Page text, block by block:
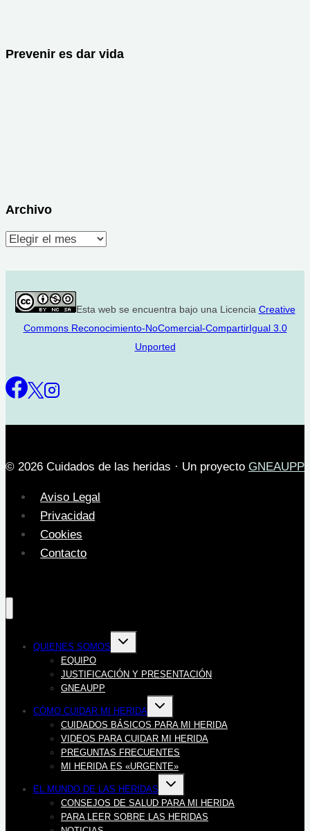
Prevenir es dar vida
Archivo
Archivo
Esta web se encuentra bajo una Licencia Creative
Commons Reconocimiento-NoComercial-CompartirIgual 3.0
Unported
© 2026 Cuidados de las heridas · Un proyecto GNEAUPP
Aviso Legal
Privacidad
Cookies
Contacto
QUIENES SOMOS
Alternar
EQUIPO
JUSTIFICACIÓN Y PRESENTACIÓN
GNEAUPP
CÓMO CUIDAR MI HERIDA
Alternar
hijo
CUIDADOS BÁSICOS PARA MI HERIDA
VIDEOS PARA CUIDAR MI HERIDA
PREGUNTAS FRECUENTES
MI HERIDA ES «URGENTE»
EL MUNDO DE LAS HERIDAS
Alternar
hijo
CONSEJOS DE SALUD PARA MI HERIDA
PARA LEER SOBRE LAS HERIDAS